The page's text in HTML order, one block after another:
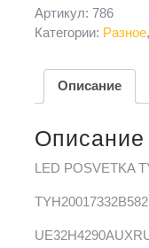
Артикул: 786
Категории: Разное,
Описание
Описание
LED POSVETKA